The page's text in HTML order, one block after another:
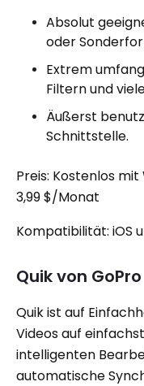
Absolut
oder
Extrem
Filtern und
Äußerst
Schnittstelle.
Preis: Kostenlos
3,99 $/Monat
Kompatibilität: iOS
Quik von GoPro
Quik ist auf
Videos auf
intelligenten
automatische